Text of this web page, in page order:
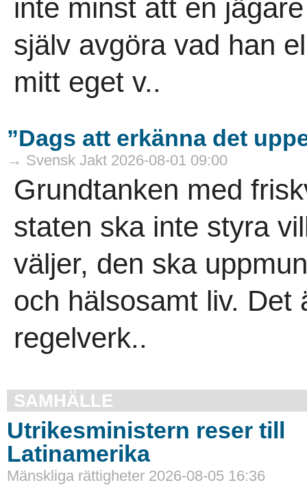
inte minst att en
själv avgöra vad han
mitt eget v..
”Dags att erkänna det
→ Svensk Jakt 2026-08-01 09:00
Grundtanken med
staten ska inte styra
väljer, den ska
och hälsosamt liv. Det
regelverk..
SAMHÄLLE
Utrikesministern reser till
Latinamerika
Mänskliga rättigheter 2026-08-05 16:36